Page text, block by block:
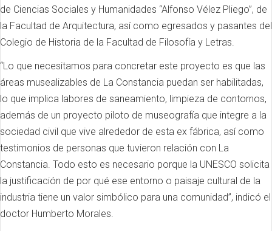
de Ciencias Sociales y Humanidades “Alfonso Vélez Pliego”, de
la Facultad de Arquitectura, así como egresados y pasantes del
Colegio de Historia de la Facultad de Filosofía y Letras.
“Lo que necesitamos para concretar este proyecto es que las
áreas musealizables de La Constancia puedan ser habilitadas,
lo que implica labores de saneamiento, limpieza de contornos,
además de un proyecto piloto de museografía que integre a la
sociedad civil que vive alrededor de esta ex fábrica, así como
testimonios de personas que tuvieron relación con La
Constancia. Todo esto es necesario porque la UNESCO solicita
la justificación de por qué ese entorno o paisaje cultural de la
industria tiene un valor simbólico para una comunidad”, indicó el
doctor Humberto Morales.